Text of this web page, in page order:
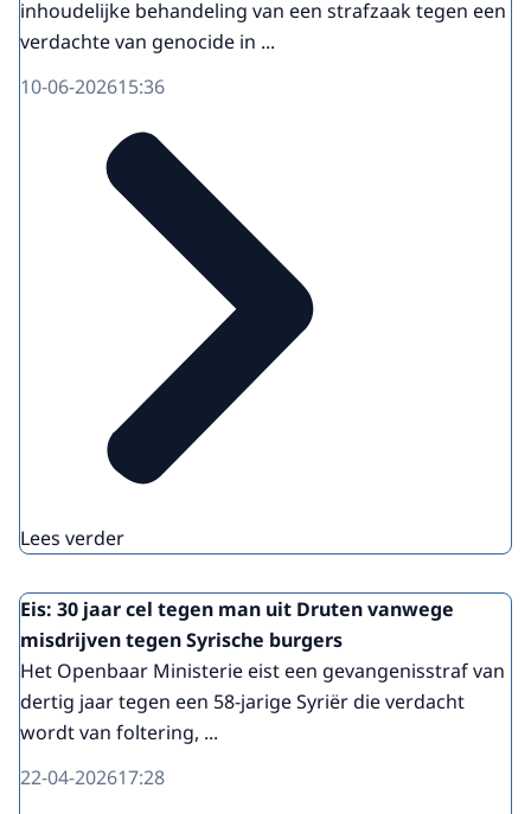
inhoudelijke behandeling van een strafzaak tegen een
verdachte van genocide in ...
10-06-202615:36
Lees verder
Eis: 30 jaar cel tegen man uit Druten vanwege
misdrijven tegen Syrische burgers
Het Openbaar Ministerie eist een gevangenisstraf van
dertig jaar tegen een 58-jarige Syriër die verdacht
wordt van foltering, ...
22-04-202617:28